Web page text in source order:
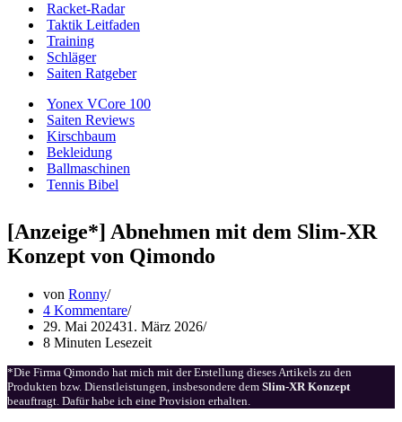
Racket-Radar
Taktik Leitfaden
Training
Schläger
Saiten Ratgeber
Yonex VCore 100
Saiten Reviews
Kirschbaum
Bekleidung
Ballmaschinen
Tennis Bibel
[Anzeige*] Abnehmen mit dem Slim-XR
Konzept von Qimondo
von Ronny
4 Kommentare
29. Mai 202431. März 2026
8 Minuten Lesezeit
*Die Firma Qimondo hat mich mit der Erstellung dieses Artikels zu den
Produkten bzw. Dienstleistungen, insbesondere dem Slim-XR Konzept
beauftragt. Dafür habe ich eine Provision erhalten.